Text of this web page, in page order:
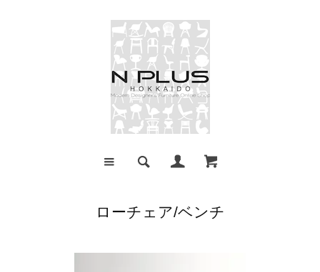
ローチェア/ベンチ